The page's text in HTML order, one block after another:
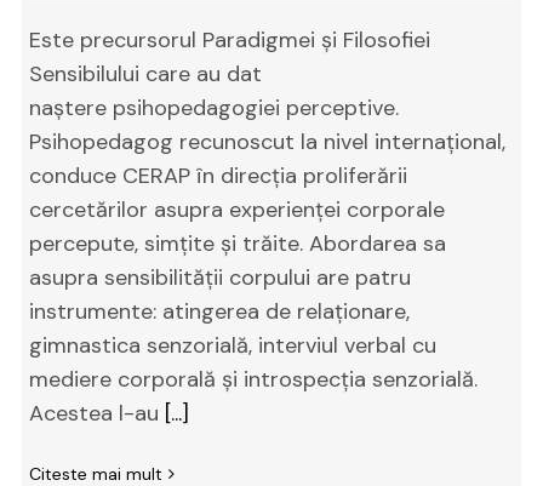
Este precursorul Paradigmei și Filosofiei
Sensibilului care au dat
naștere psihopedagogiei perceptive.
Psihopedagog recunoscut la nivel internațional,
conduce CERAP în direcția proliferării
cercetărilor asupra experienței corporale
percepute, simțite și trăite. Abordarea sa
asupra sensibilității corpului are patru
instrumente: atingerea de relaționare,
gimnastica senzorială, interviul verbal cu
mediere corporală și introspecția senzorială.
Acestea l-au [...]
Citeste mai mult